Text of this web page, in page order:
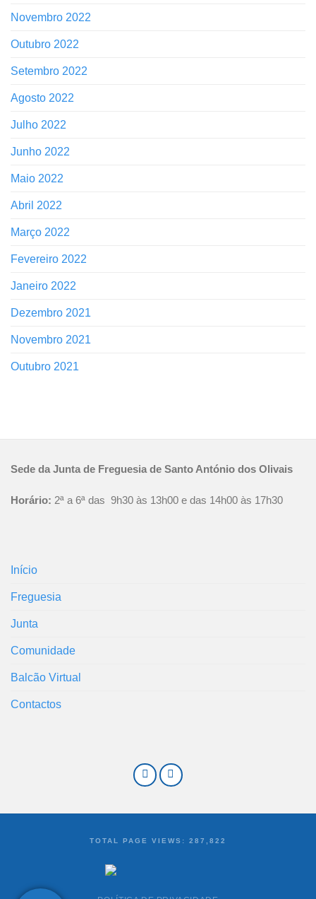
Novembro 2022
Outubro 2022
Setembro 2022
Agosto 2022
Julho 2022
Junho 2022
Maio 2022
Abril 2022
Março 2022
Fevereiro 2022
Janeiro 2022
Dezembro 2021
Novembro 2021
Outubro 2021
Sede da Junta de Freguesia de Santo António dos Olivais
Horário: 2ª a 6ª das 9h30 às 13h00 e das 14h00 às 17h30
Início
Freguesia
Junta
Comunidade
Balcão Virtual
Contactos
TOTAL PAGE VIEWS: 287,822